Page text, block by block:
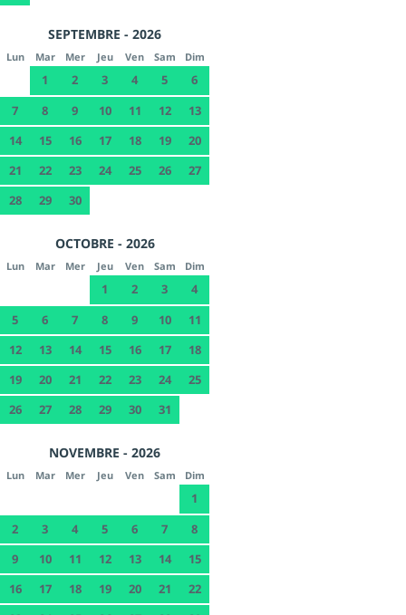
SEPTEMBRE - 2026
Lun Mar Mer Jeu Ven Sam Dim
1 2 3 4 5
6
7
8 9 10 11 12
13
14
15 16 17 18 19
20
21
22 23 24 25 26
27
28
29 30
OCTOBRE - 2026
Lun Mar Mer Jeu Ven Sam Dim
1 2 3
4
5
6 7 8 9 10
11
12
13 14 15 16 17
18
19
20 21 22 23 24
25
26
27 28 29 30 31
NOVEMBRE - 2026
Lun Mar Mer Jeu Ven Sam Dim
1
2
3 4 5 6 7
8
9
10 11 12 13 14
15
16
17 18 19 20 21
22